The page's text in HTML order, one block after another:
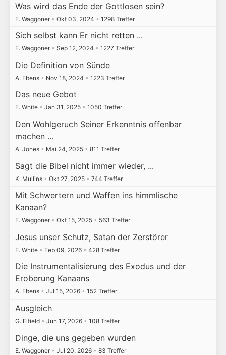
Was wird das Ende der Gottlosen sein?
E. Waggoner • Okt 03, 2024 • 1298 Treffer
Sich selbst kann Er nicht retten ...
E. Waggoner • Sep 12, 2024 • 1227 Treffer
Die Definition von Sünde
A. Ebens • Nov 18, 2024 • 1223 Treffer
Das neue Gebot
E. White • Jan 31, 2025 • 1050 Treffer
Den Wohlgeruch Seiner Erkenntnis offenbar
machen ...
A. Jones • Mai 24, 2025 • 811 Treffer
Sagt die Bibel nicht immer wieder, ...
K. Mullins • Okt 27, 2025 • 744 Treffer
Mit Schwertern und Waffen ins himmlische
Kanaan?
E. Waggoner • Okt 15, 2025 • 563 Treffer
Jesus unser Schutz, Satan der Zerstörer
E. White • Feb 09, 2026 • 428 Treffer
Die Instrumentalisierung des Exodus und der
Eroberung Kanaans
A. Ebens • Jul 15, 2026 • 152 Treffer
Ausgleich
G. Fifield • Jun 17, 2026 • 108 Treffer
Dinge, die uns gegeben wurden
E. Waggoner • Jul 20, 2026 • 83 Treffer